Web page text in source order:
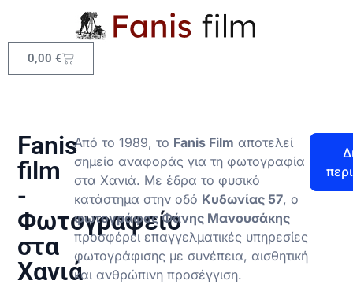
0,00 €
Fanis
film
-
Φωτογραφείο
στα
Χανιά
Από το 1989, το Fanis Film αποτελεί
σημείο αναφοράς για τη φωτογραφία
στα Χανιά. Με έδρα το φυσικό
κατάστημα στην οδό Κυδωνίας 57, ο
φωτογράφος Φάνης Μανουσάκης
προσφέρει επαγγελματικές υπηρεσίες
φωτογράφισης με συνέπεια, αισθητική
και ανθρώπινη προσέγγιση.